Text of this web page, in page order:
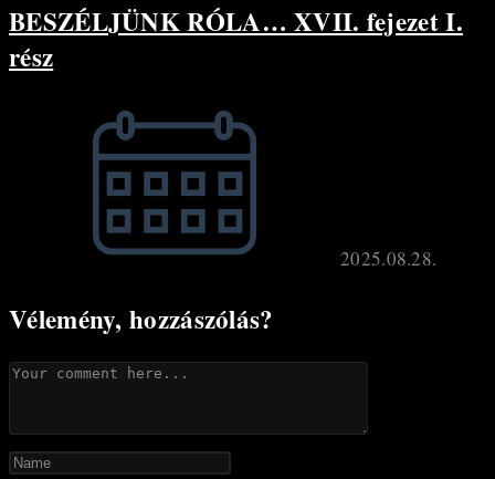
BESZÉLJÜNK RÓLA… XVII. fejezet I.
rész
2025.08.28.
Vélemény, hozzászólás?
Comment
Enter